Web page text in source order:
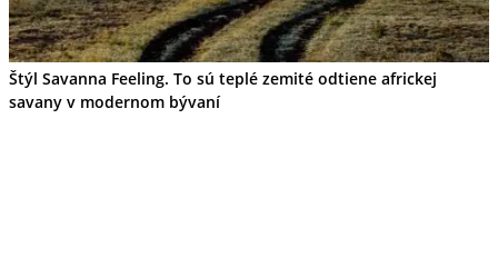
Štýl Savanna Feeling. To sú teplé zemité odtiene africkej
savany v modernom bývaní